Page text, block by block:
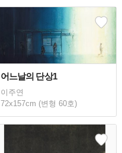
어느날의 단상1
이주연
72x157cm (변형 60호)